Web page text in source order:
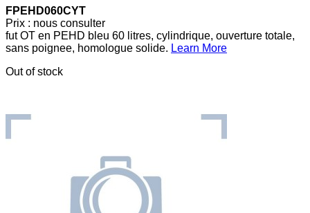
FPEHD060CYT
Prix : nous consulter
fut OT en PEHD bleu 60 litres, cylindrique, ouverture totale,
sans poignee, homologue solide. Learn More
Out of stock